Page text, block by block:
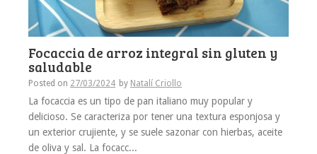
Focaccia de arroz integral sin gluten y
saludable
Posted on 27/03/2024 by Natalí Criollo
La focaccia es un tipo de pan italiano muy popular y
delicioso. Se caracteriza por tener una textura esponjosa y
un exterior crujiente, y se suele sazonar con hierbas, aceite
de oliva y sal. La focacc...